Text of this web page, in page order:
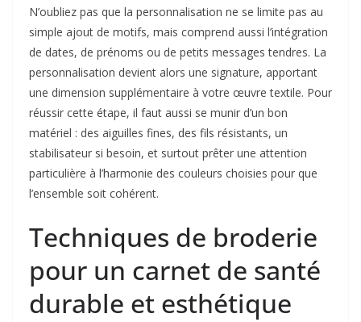
N’oubliez pas que la personnalisation ne se limite pas au
simple ajout de motifs, mais comprend aussi l’intégration
de dates, de prénoms ou de petits messages tendres. La
personnalisation devient alors une signature, apportant
une dimension supplémentaire à votre œuvre textile. Pour
réussir cette étape, il faut aussi se munir d’un bon
matériel : des aiguilles fines, des fils résistants, un
stabilisateur si besoin, et surtout prêter une attention
particulière à l’harmonie des couleurs choisies pour que
l’ensemble soit cohérent.
Techniques de broderie
pour un carnet de santé
durable et esthétique